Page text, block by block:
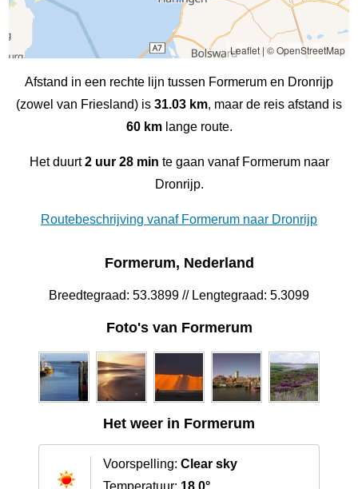
Leaflet|© OpenStreetMap
Afstand in een rechte lijn tussen Formerum en Dronrijp
(zowel van Friesland) is 31.03 km, maar de reis afstand is
60 kmlange route.
Het duurt2 uur 28 min te gaan vanaf Formerum naar
Dronrijp.
Routebeschrijving vanaf Formerum naar Dronrijp
Formerum, Nederland
Breedtegraad: 53.3899 // Lengtegraad: 5.3099
Foto's van Formerum
Het weer in Formerum
Voorspelling: Clear sky